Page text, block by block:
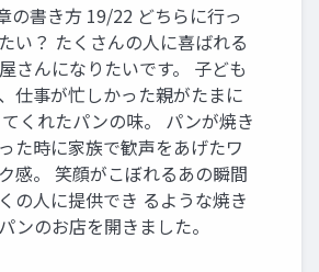
の書き方 19/22 どちらに行っ
い？ たくさんの人に喜ばれる
さんになりたいです。 子ども
仕事が忙しかった親がたまに
くれたパンの味。 パンが焼き
た時に家族で歓声をあげたワ
感。 笑顔がこぼれるあの瞬間
の人に提供でき るような焼き
ンのお店を開きました。